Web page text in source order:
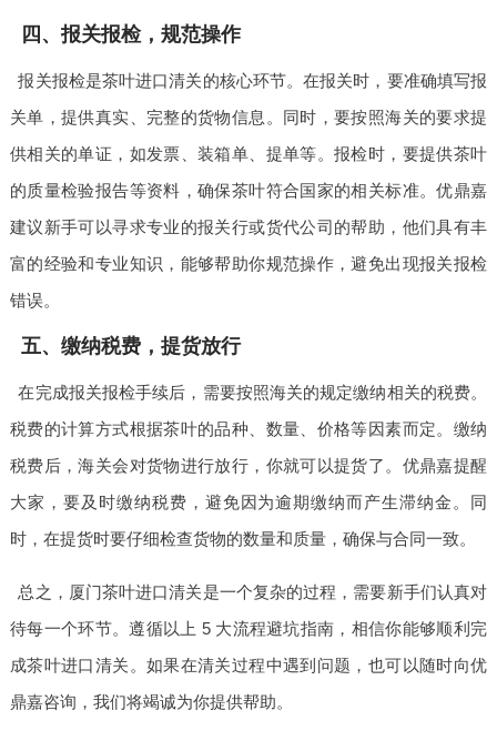
四、报关报检，规范操作
报关报检是茶叶进口清关的核心环节。在报关时，要准确填写报
关单，提供真实、完整的货物信息。同时，要按照海关的要求提
供相关的单证，如发票、装箱单、提单等。报检时，要提供茶叶
的质量检验报告等资料，确保茶叶符合国家的相关标准。优鼎嘉
建议新手可以寻求专业的报关行或货代公司的帮助，他们具有丰
富的经验和专业知识，能够帮助你规范操作，避免出现报关报检
错误。
五、缴纳税费，提货放行
在完成报关报检手续后，需要按照海关的规定缴纳相关的税费。
税费的计算方式根据茶叶的品种、数量、价格等因素而定。缴纳
税费后，海关会对货物进行放行，你就可以提货了。优鼎嘉提醒
大家，要及时缴纳税费，避免因为逾期缴纳而产生滞纳金。同
时，在提货时要仔细检查货物的数量和质量，确保与合同一致。
总之，厦门茶叶进口清关是一个复杂的过程，需要新手们认真对
待每一个环节。遵循以上 5 大流程避坑指南，相信你能够顺利完
成茶叶进口清关。如果在清关过程中遇到问题，也可以随时向优
鼎嘉咨询，我们将竭诚为你提供帮助。